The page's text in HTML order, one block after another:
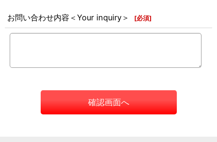
お問い合わせ内容＜Your inquiry＞ [必須]
確認画面へ